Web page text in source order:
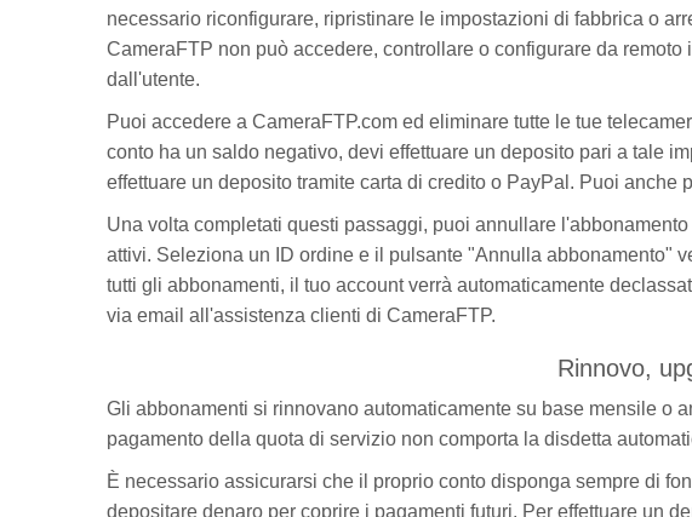
necessario riconfigurare, ripristinare le impostazioni di fabbrica o
CameraFTP non può accedere, controllare o configurare da
dall'utente.
Puoi accedere a CameraFTP.com ed eliminare tutte le tue
conto ha un saldo negativo, devi effettuare un deposito pari a tale
effettuare un deposito tramite carta di credito o PayPal. Puoi
Una volta completati questi passaggi, puoi annullare
attivi. Seleziona un ID ordine e il pulsante "Annulla abbonamento"
tutti gli abbonamenti, il tuo account verrà automaticamente
via email all'assistenza clienti di CameraFTP.
Rinnovo,
Gli abbonamenti si rinnovano automaticamente su base mensile o
pagamento della quota di servizio non comporta la disdetta
È necessario assicurarsi che il proprio conto disponga sempre di
depositare denaro per coprire i pagamenti futuri. Per effettuare un